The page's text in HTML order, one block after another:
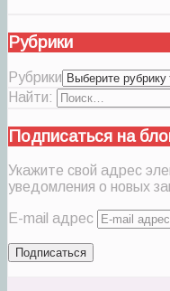
Рубрики
Рубрики
Найти:
Подписаться на
Укажите свой адрес
уведомления о новых
E-mail адрес
Подписаться